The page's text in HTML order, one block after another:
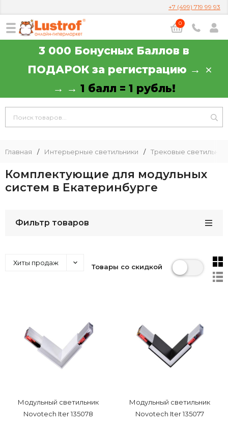
+7 (499) 719 99 93
0
3 000 Бонусных Баллов в
ПОДАРОК за регистрацию →
→ → 1 балл = 1 рубль!
Главная / Интерьерные светильники / Трековые
Комплектующие для модульных
систем в Екатеринбурге
Фильтр товаров
Хиты продаж Товары со скидкой
Модульный светильник
Novotech Iter 135078
Модульный светильник
Novotech Iter 135077